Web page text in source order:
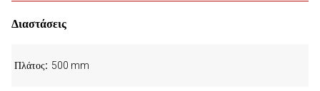
Διαστάσεις
Πλάτος 500 mm